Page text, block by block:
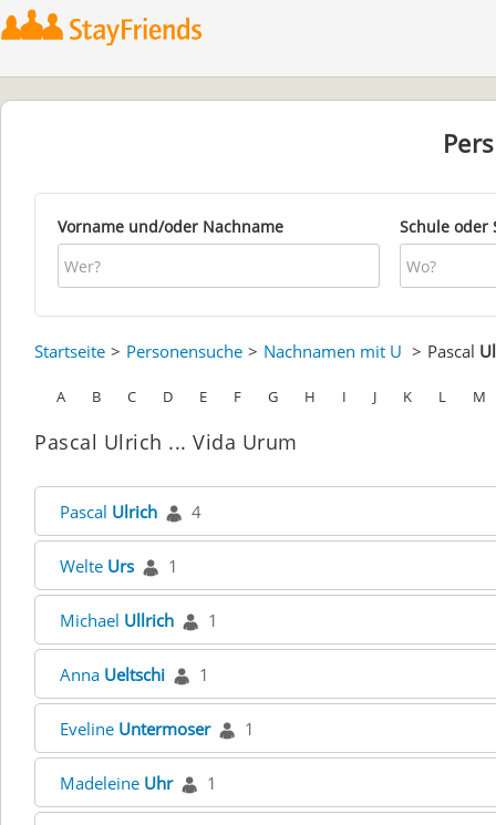
Vorname und/oder Nachname Schule oder
Startseite Personensuche Nachnamen mit U Pascal
A B C D E F G H I J K L M
Pascal Ulrich ... Vida Urum
Pascal Ulrich 4
Welte Urs 1
Michael Ullrich 1
Anna Ueltschi 1
Eveline Untermoser 1
Madeleine Uhr 1